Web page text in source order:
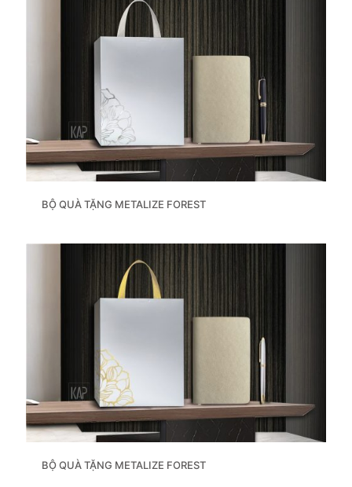
BỘ QUÀ TẶNG METALIZE FOREST
BỘ QUÀ TẶNG METALIZE FOREST